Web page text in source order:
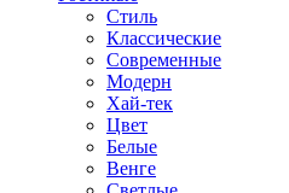
Стиль
Классические
Современные
Модерн
Хай-тек
Цвет
Белые
Венге